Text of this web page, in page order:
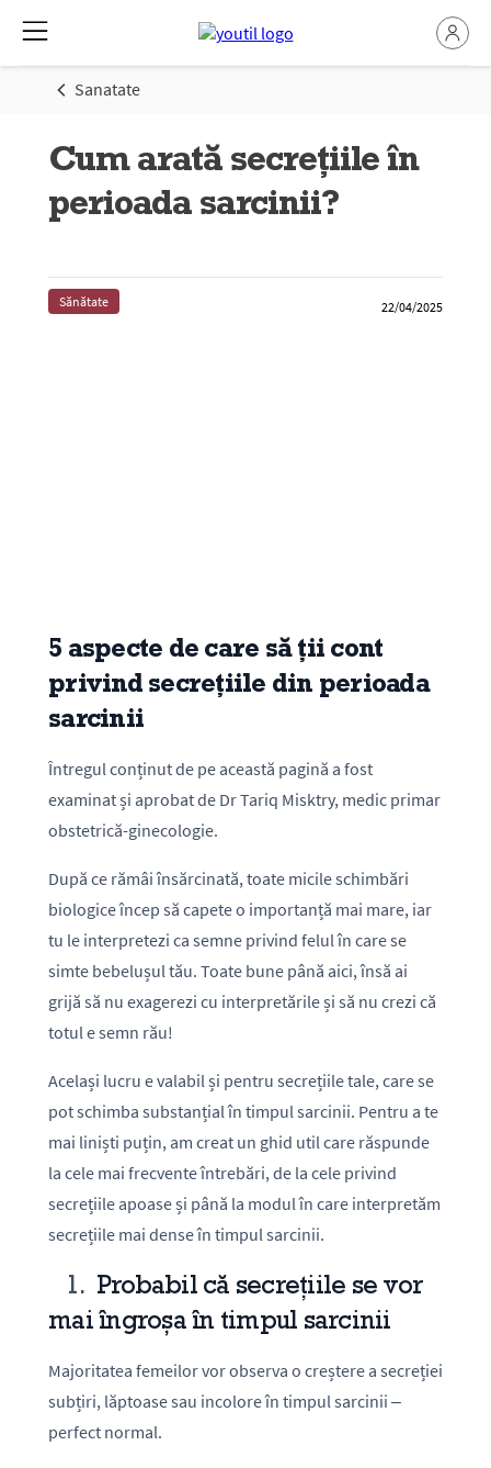
Sanatate
Cum arată secrețiile în
perioada sarcinii?
Sănătate 22/04/2025
5 aspecte de care să ții cont
privind secrețiile din perioada
sarcinii
Întregul conținut de pe această pagină a fost
examinat și aprobat de Dr Tariq Misktry, medic primar
obstetrică-ginecologie.
După ce rămâi însărcinată, toate micile schimbări
biologice încep să capete o importanță mai mare, iar
tu le interpretezi ca semne privind felul în care se
simte bebelușul tău. Toate bune până aici, însă ai
grijă să nu exagerezi cu interpretările și să nu crezi că
totul e semn rău!
Același lucru e valabil și pentru secrețiile tale, care se
pot schimba substanțial în timpul sarcinii. Pentru a te
mai liniști puțin, am creat un ghid util care răspunde
la cele mai frecvente întrebări, de la cele privind
secrețiile apoase și până la modul în care interpretăm
secrețiile mai dense în timpul sarcinii.
1. Probabil că secrețiile se vor
mai îngroșa în timpul sarcinii
Majoritatea femeilor vor observa o creștere a secreției
subțiri, lăptoase sau incolore în timpul sarcinii –
perfect normal.